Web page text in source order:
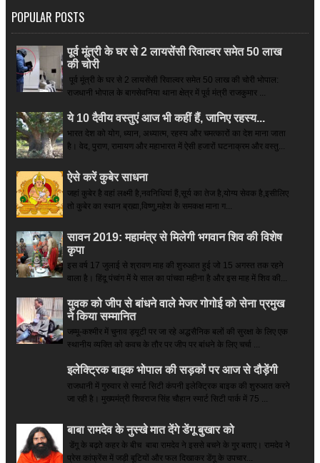
POPULAR POSTS
पूर्व मूंत्री के घर से 2 लायसेंसी रिवाल्वर समेत 50 लाख
की चोरी
पूर्व मूंत्री के घर से 2 लायसेंसी रिवाल्वर समेत 50 लाख की चोरी भोपाल:
राजधानी भोपाल के बागसेवनिया थाना क्षेत्र में पूर्व मंत्री राजकुमार ...
ये 10 दैवीय वस्तुएं आज भी कहीं हैं, जानिए रहस्य...
भारत देश को योग, ध्यान, अध्यात्म, रहस्य और चमत्कारों का देश माना जाता
है। वेद, पुराण, रामायण और महाभारत में ऐसी हजारों घटनाक्रम और वस्तु...
ऐसे करें कुबेर साधना
जहां कुबेर है­ वहां लक्ष्मी है,नवनिधियां हैं,सूर्य का तेज है,योग्य सेवक है,इसीलिए
तो कुबेर का स्थान ब्रह्मा,विष्णु,महेश के समकक्ष माना ग...
सावन 2019: महामंत्र से मिलेगी भगवान शिव की विशेष
कृपा
इस वर्ष 17 जुलाई से श्रावण माह की शुरुआत हुई जो 15 अगस्त तक रहने
वाला है। हिंदू पंचांग में ये साल का पांचवा महीना है और इस माह में शिव की...
युवक को जीप से बांधने वाले मेजर गोगोई को सेना प्रमुख
ने किया सम्‍मानित
जम्मू-कश्मीर में चुनाव ड्यूटी पर जा रहे अद्धसैनिक बलों की सुरक्षा के लिए एक
स्थानीय व्यक्ति को कवच के तौर पर जीप पर बांधने के लिए चर्चा ...
इलेक्ट्रिक बाइक भोपाल की सड़कों पर आज से दौड़ेंगी
राजधानी में गुरुवार से स्मार्ट सिटी कंपनी इलेक्ट्रिक बाइक की शुरुआत करने
जा रही है। मुख्यमंत्री शिवराज सिंह चौहान स्मार्ट सिटी पार्क में 75 ...
बाबा रामदेव के नुस्खे मात देंगे डेंगू बुखार को
डेंगू के बढ़ते कहर के बीच बाबा रामदेव ने इससे बचने के गुर बताए। रामदेव ने
प्रेस कांफ्रेंस में जड़ी बूटियों और फल दिखाकर डेंगू के उपचार...